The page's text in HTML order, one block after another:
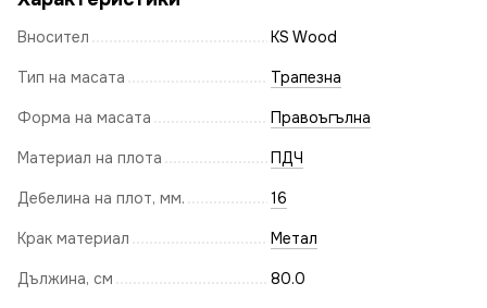
Вносител KS Wood
Тип на масата Трапезна
Форма на масата Правоъгълна
Материал на плота ПДЧ
Дебелина на плот, мм. 16
Крак материал Метал
Дължина, см 80.0